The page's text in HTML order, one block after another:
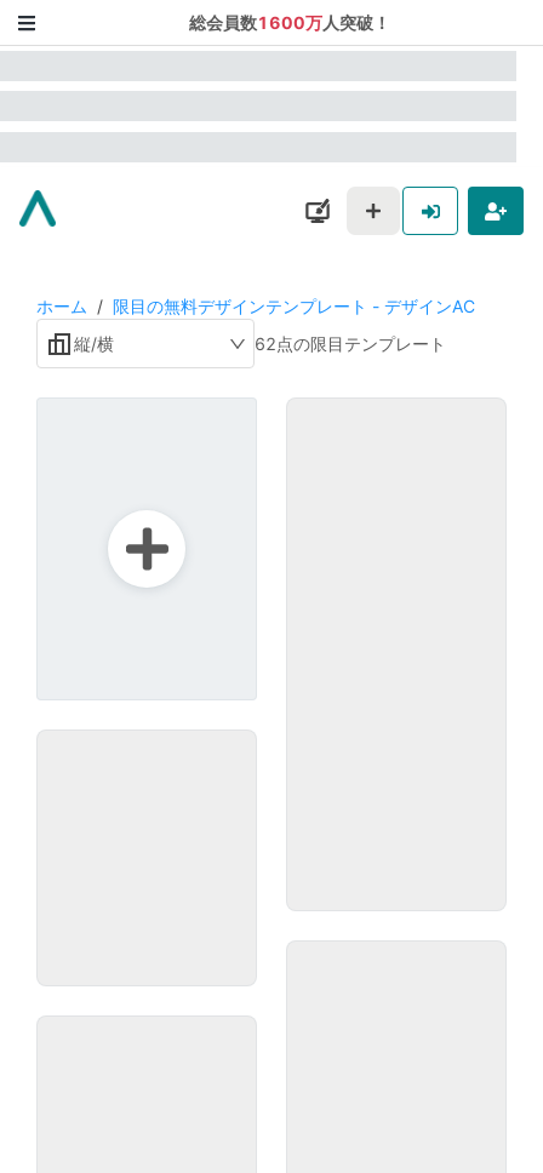
総会員数1600万人突破！
ホーム / 限目の無料デザインテンプレート - デザインAC
縦/横
62点の限目テンプレート